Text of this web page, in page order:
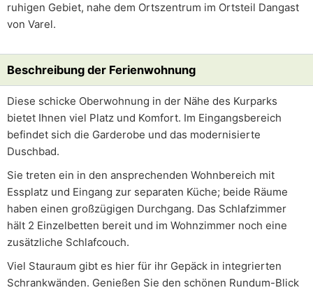
ruhigen Gebiet, nahe dem Ortszentrum im Ortsteil Dangast
von Varel.
Beschreibung der Ferienwohnung
Diese schicke Oberwohnung in der Nähe des Kurparks
bietet Ihnen viel Platz und Komfort. Im Eingangsbereich
befindet sich die Garderobe und das modernisierte
Duschbad.
Sie treten ein in den ansprechenden Wohnbereich mit
Essplatz und Eingang zur separaten Küche; beide Räume
haben einen großzügigen Durchgang. Das Schlafzimmer
hält 2 Einzelbetten bereit und im Wohnzimmer noch eine
zusätzliche Schlafcouch.
Viel Stauraum gibt es hier für ihr Gepäck in integrierten
Schrankwänden. Genießen Sie den schönen Rundum-Blick